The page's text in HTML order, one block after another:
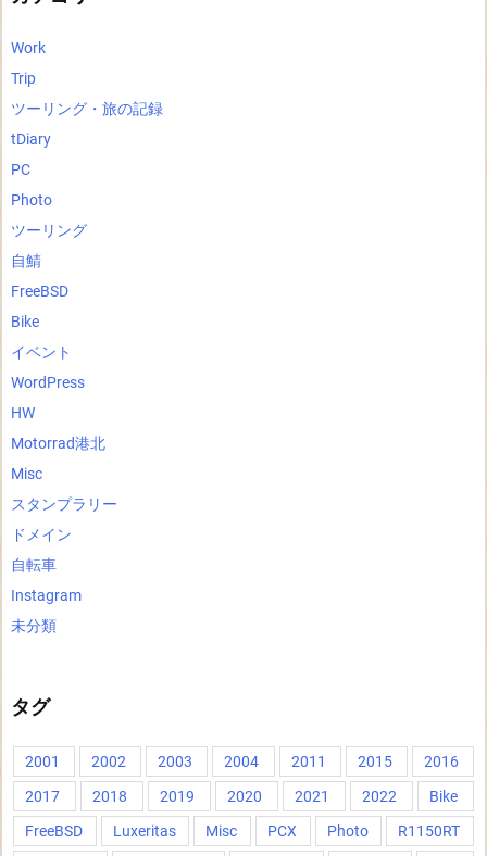
Work
Trip
ツーリング・旅の記録
tDiary
PC
Photo
ツーリング
自鯖
FreeBSD
Bike
イベント
WordPress
HW
Motorrad港北
Misc
スタンプラリー
ドメイン
自転車
Instagram
未分類
タグ
2001 2002 2003 2004 2011 2015
2016
2017
2018 2019 2020 2021 2022
Bike
FreeBSD
Luxeritas Misc PCX Photo R1150RT